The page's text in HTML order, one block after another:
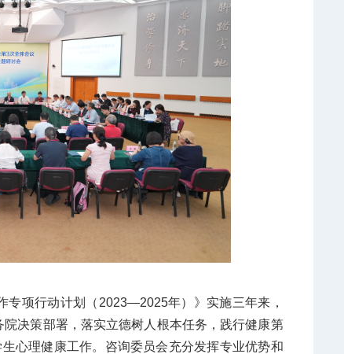
专项行动计划（ 2023—2025年）》实施三年来，
决策部署，落实立德树人根本任务，践行健康第
心理健康工作。咨询委员会充分发挥专业优势和